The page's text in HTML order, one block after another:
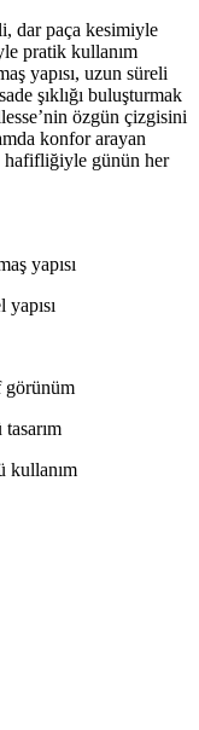
dar paça kesimiyle
pratik kullanım
yapısı, uzun süreli
şıklığı buluşturmak
özgün çizgisini
konfor arayan
hafifliğiyle günün her
yapısı
görünüm
kullanım